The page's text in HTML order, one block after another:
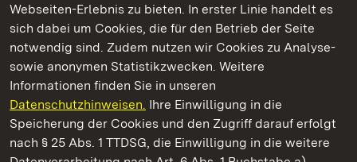
Webseiten-Erlebnis zu bieten. In erster Linie handelt es
sich dabei um Cookies, die für den Betrieb der Seite
notwendig sind. Zudem nutzen wir Cookies zu Analyse-
sowie anonymen Statistikzwecken. Weitere
Informationen finden Sie in unseren
Datenschutzhinweisen. Ihre Einwilligung in die
Speicherung der Cookies und den Zugriff darauf erfolgt
nach § 25 Abs. 1 TTDSG, die Einwilligung in die weitere
Kommen. Staunen. Genießen.
Staatliche Schlösser und Gärten Baden‑Württemberg
Staatliche Schlösser und Gärten Baden-Württemberg